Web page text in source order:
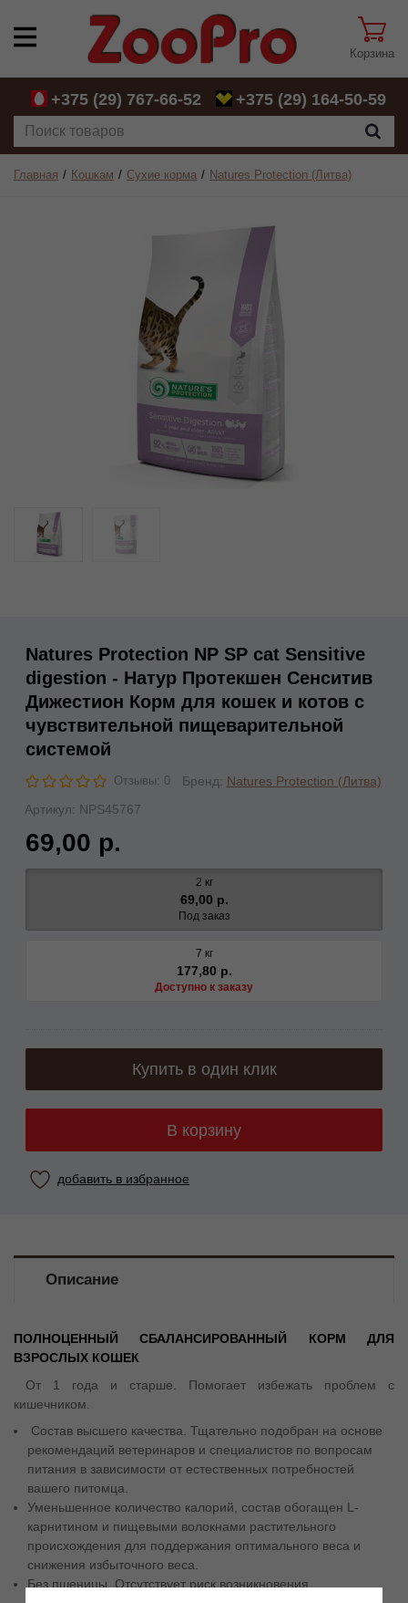
Корзина
+375 (29) 767-66-52 +375 (29) 164-50-59
Главная Кошкам Сухие корма Natures Protection (Литва)
Natures Protection NP SP cat Sensitive
digestion - Натур Протекшен Сенситив
Дижестион Корм для кошек и котов с
чувствительной пищеварительной
системой
Отзывы: 0 Бренд: Natures Protection (Литва)
Артикул: NPS45767
69,00 р.
2 кг
69,00 р.
Под заказ
7 кг
177,80 р.
Доступно к заказу
Купить в один клик
В корзину
добавить в избранное
Описание
ПОЛНОЦЕННЫЙ СБАЛАНСИРОВАННЫЙ КОРМ ДЛЯ
ВЗРОСЛЫХ КОШЕК
Oт 1 годa и старше. Помогает избежать проблем с
кишечником.
Состав высшего качества. Тщательно подобран на основе
рекомендаций ветеринаров и специалистов по вопросам
питания в зависимости от естественных потребностей
вашего питомца.
Уменьшенное количество калорий, состав обогащен L-
карнитином и пищевыми волокнами растительного
происхождения для поддержания оптимального веса и
снижения избыточного веса.
Без пшеницы. Отсутствует риск возникновения